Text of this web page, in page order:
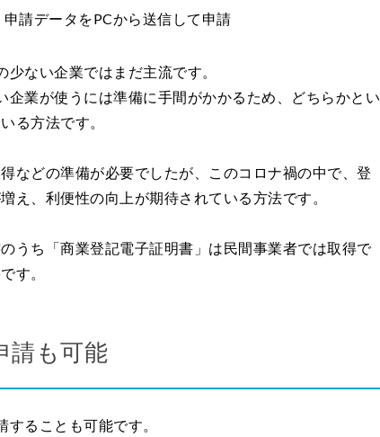
請データをPCから送信して申請
ない企業ではまだ主流です。
業が使うには準備に手間がかかるため、どちらかとい
る方法です。
などの準備が必要でしたが、このコロナ禍の中で、登
え、利便性の向上が期待されている方法です。
うち「商業登記電子証明書」は民間事業者では取得で
す。
請も可能
ることも可能です。